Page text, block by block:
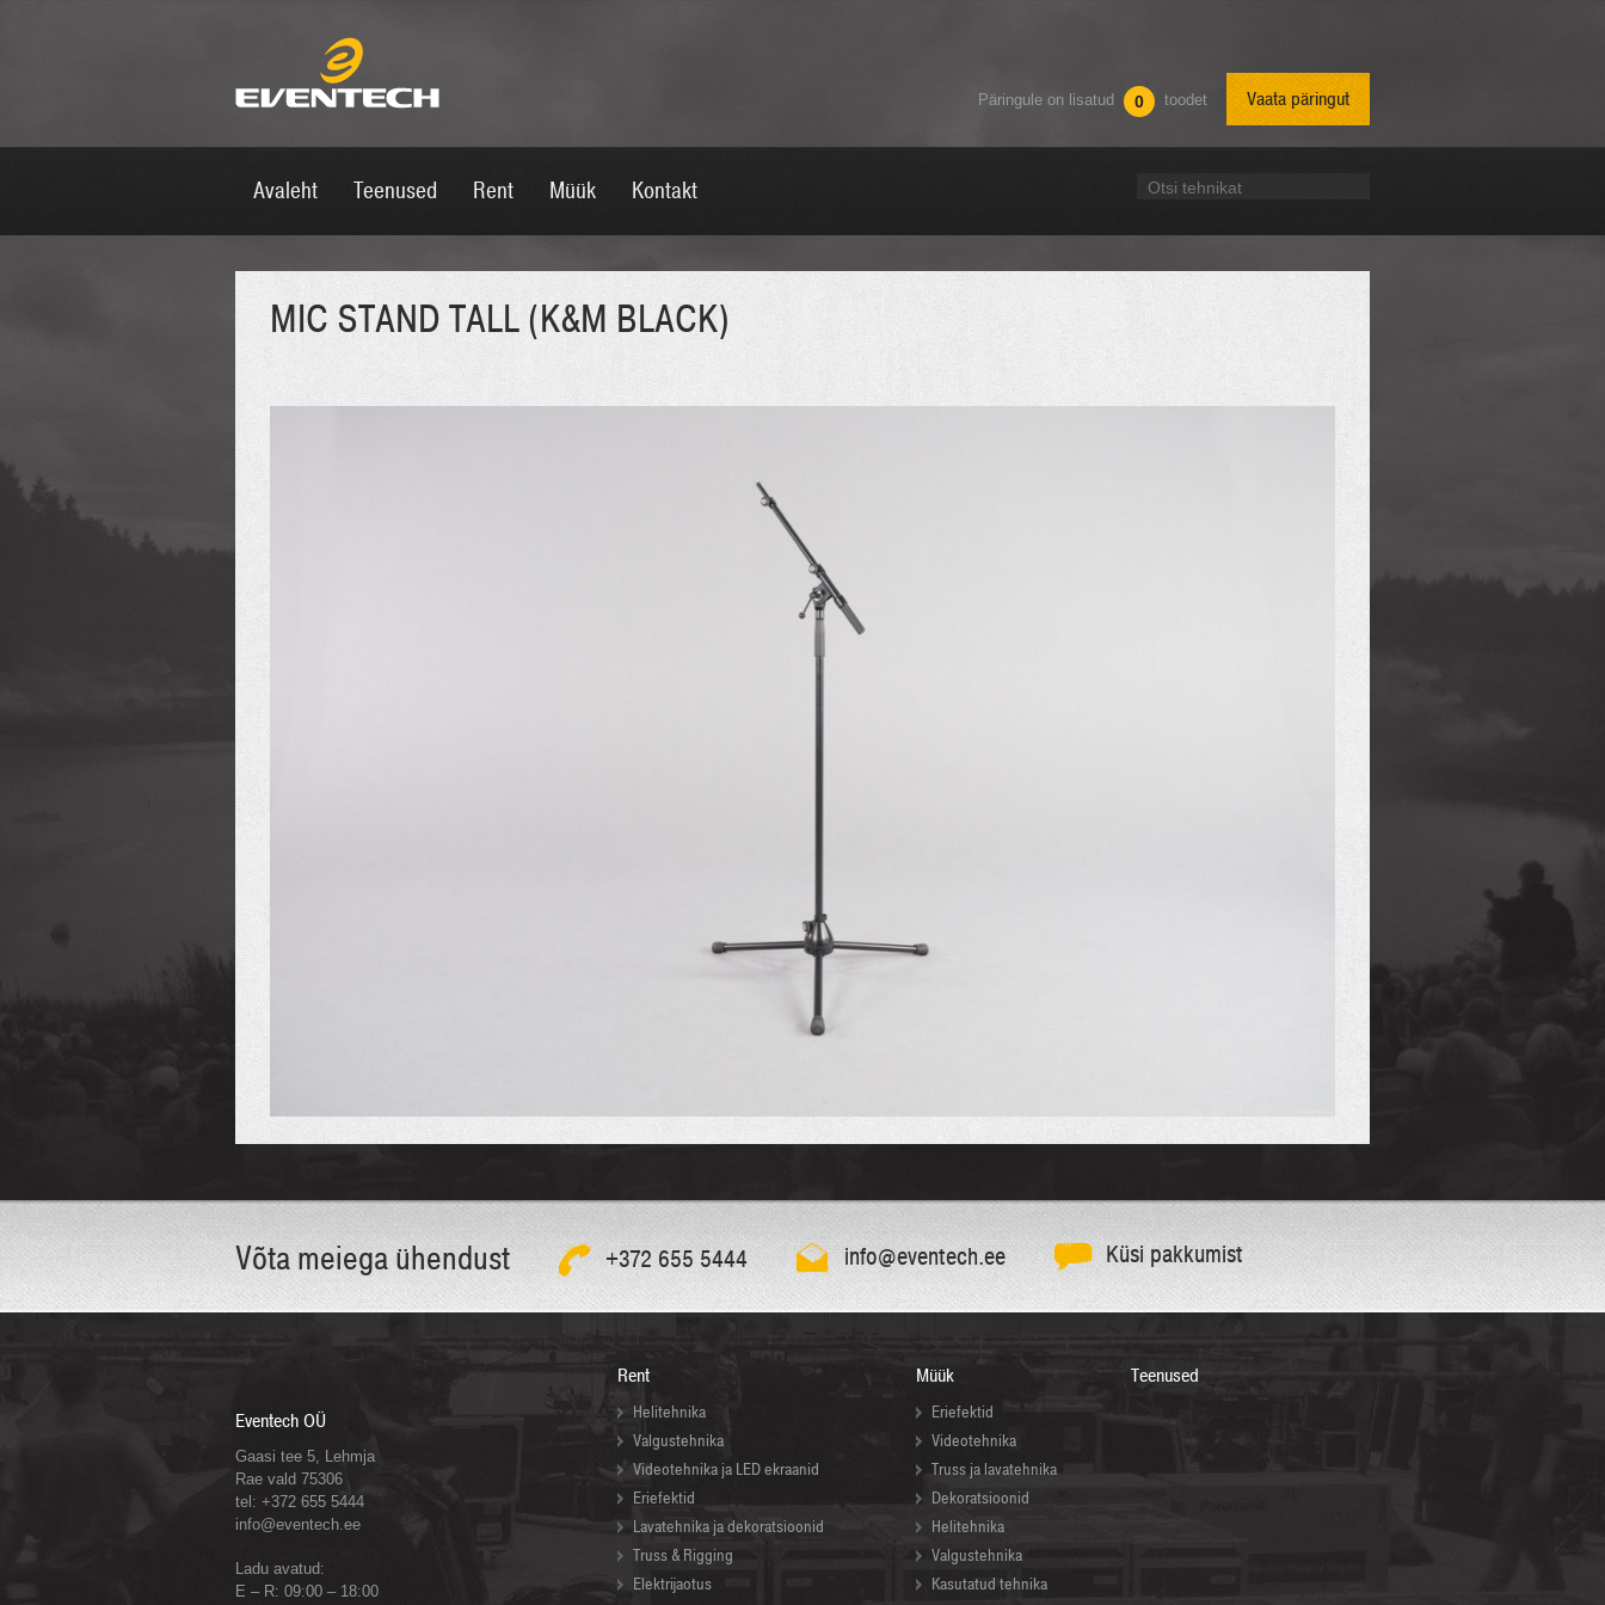
Päringule on lisatud 0 toodet Vaata päringut
Avaleht Teenused Rent Müük Kontakt Otsi tehnikat
MIC STAND TALL (K&M BLACK)
Võta meiega ühendust +372 655 5444 info@eventech.ee Küsi pakkumist
Eventech OÜ
Gaasi tee 5, Lehmja
Rae vald 75306
tel: +372 655 5444
info@eventech.ee
Ladu avatud:
E – R: 09:00 – 18:00
Rent
Helitehnika
Valgustehnika
Videotehnika ja LED ekraanid
Eriefektid
Lavatehnika ja dekoratsioonid
Truss & Rigging
Elektrijaotus
Müük
Eriefektid
Videotehnika
Truss ja lavatehnika
Dekoratsioonid
Helitehnika
Valgustehnika
Kasutatud tehnika
Teenused